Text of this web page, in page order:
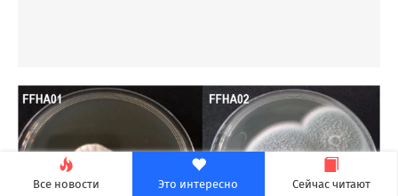
Все новости Это интересно Сейчас читают